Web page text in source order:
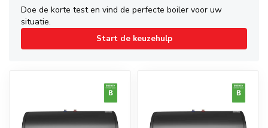
Doe de korte test en vind de perfecte boiler voor uw
situatie.
Start de keuzehulp